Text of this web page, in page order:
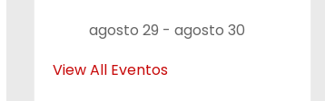
agosto 29 - agosto 30
View All Eventos